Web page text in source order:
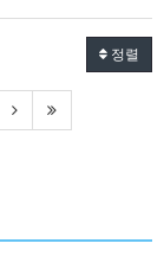
정렬